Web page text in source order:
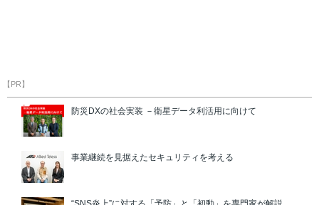
【PR】
防災DXの社会実装 －衛星データ利活用に向けて
事業継続を見据えたセキュリティを考える